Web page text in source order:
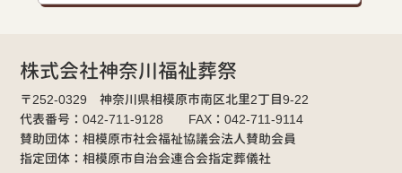
株式会社神奈川福祉葬祭
〒252-0329 神奈川県相模原市南区北里2丁目9-22
代表番号：042-711-9128 FAX：042-711-9114
賛助団体：相模原市社会福祉協議会法人賛助会員
指定団体：相模原市自治会連合会指定葬儀社